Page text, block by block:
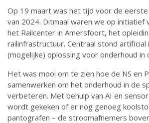
Op 19 maart was het tijd voor de
van 2024. Ditmaal waren we op initiatief
het Railcenter in Amersfoort, het
railinfrastructuur. Centraal stond artificial
(mogelijke) oplossing voor onderhoud in
Het was mooi om te zien hoe de NS en
samenwerken om het onderhoud in de
verbeteren. Met behulp van AI en
wordt gekeken of er nog genoeg
pantografen – de stroomafnemers